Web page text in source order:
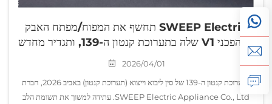
SWEEP Electric תחשף את המפוח/מפתח האבק
המהפכני V1 שלה בתערוכת קנטון ה-139, ותגדיר מחדש
את ניקוי הנייד
2026/04/01
בתערוכת קנטון ה-139 של סין ליבוא וייצוא (תערוכת קנטון) באביב 2026, חברת
SWEEP Electric Appliance Co., Ltd. עתידה למשוך את תשומת הלב